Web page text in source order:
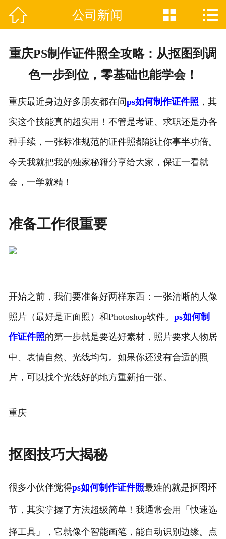
网站首页
联系我们
 公司新闻  
重庆PS制作证件照全攻略：从抠图到调
色一步到位，零基础也能学会！
重庆最近身边好多朋友都在问ps如何制作证件照 ，其
实这个技能真的超实用！不管是考证、求职还是办各
种手续，一张标准规范的证件照都能让你事半功倍。
今天我就把我的独家秘籍分享给大家，保证一看就
会，一学就精！
准备工作很重要
开始之前，我们要准备好两样东西：一张清晰的人像
照片（最好是正面照）和Photoshop软件。 ps如何制
作证件照的第一步就是要选好素材，照片要求人物居
中、表情自然、光线均匀。如果你还没有合适的照
片，可以找个光线好的地方重新拍一张。
重庆
抠图技巧大揭秘
很多小伙伴觉得ps如何制作证件照最难的就是抠图环
节，其实掌握了方法超级简单！我通常会用「快速选
择工具」，它就像个智能画笔，能自动识别边缘。点